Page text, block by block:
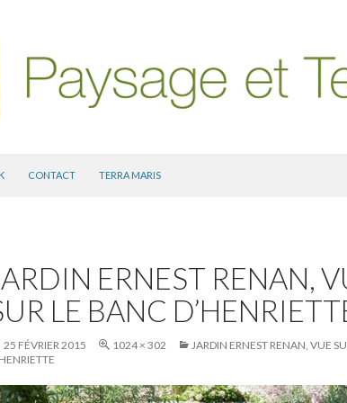
CONTACT TERRA MARIS
ERNEST RENAN,
LE BANC
25 FÉVRIER 2015 1024 × 302
JARDIN ERNEST RENAN, VUE